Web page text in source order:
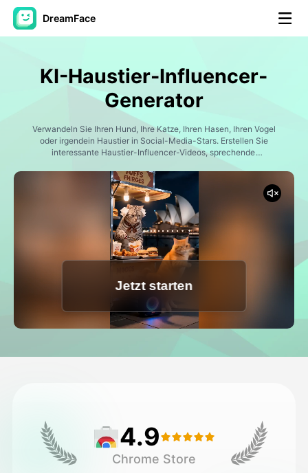
DreamFace
Avatar-Video
KI-Video
KI-Fotos ▼
Weitere Instrumente
Alle Tools anzeigen
Avatar-Video
▼
Weitere Instrumente
KI-Haustier-Influencer-
Generator
Verwandeln Sie Ihren Hund, Ihre Katze, Ihren Hasen, Ihren Vogel
oder irgendein Haustier in Social-Media-Stars. Erstellen Sie
interessante Haustier-Influencer-Videos, sprechende
Kurzvideos mit künstlicher Intelligenz-gesteuerten Animationen und
Storytelling.
Jetzt starten
4.9
Chrome Store